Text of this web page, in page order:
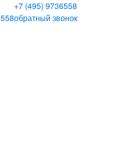
+7 (495) 9736558
обратный звонок